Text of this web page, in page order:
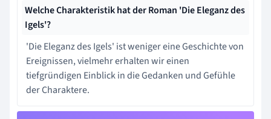
Welche Charakteristik hat der Roman 'Die Eleganz des
Igels'?
'Die Eleganz des Igels' ist weniger eine Geschichte von
Ereignissen, vielmehr erhalten wir einen
tiefgründigen Einblick in die Gedanken und Gefühle
der Charaktere.